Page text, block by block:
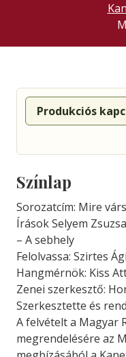
Produkciós
Színlap
Sorozatcím: Mire
Írások Selyem
– A sebhely
Felolvassa: Szirtes Ági
Hangmérnök: Kiss
Zenei szerkesztő:
Szerkesztette és
A felvételt a Magyar
megrendelésére az